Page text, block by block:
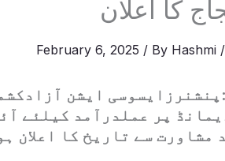
کا اعلان
/
February 6, 2025 / By Hashmi
ایشن
پر عملدرآمد کیلئے
مشاورت سے تاریخ کا اعلان